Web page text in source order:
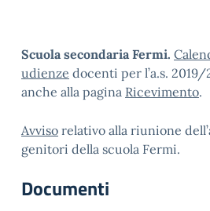
Scuola secondaria Fermi.
udienze docenti per l’a.s.
anche alla pagina Ricevimento.
Avviso relativo alla riunione
genitori della scuola Fermi.
Documenti